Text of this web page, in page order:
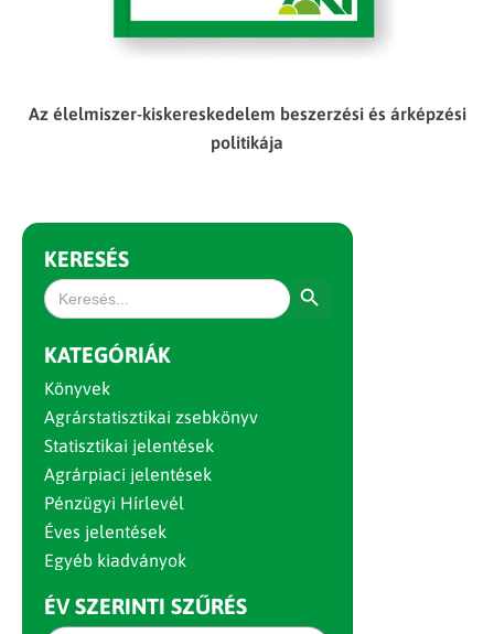
Az élelmiszer-kiskereskedelem beszerzési és árképzési
politikája
KERESÉS
Search
for:
KATEGÓRIÁK
Könyvek
Agrárstatisztikai zsebkönyv
Statisztikai jelentések
Agrárpiaci jelentések
Pénzügyi Hírlevél
Éves jelentések
Egyéb kiadványok
ÉV SZERINTI SZŰRÉS